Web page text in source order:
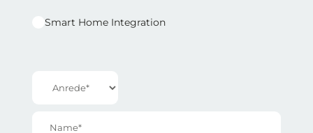
Smart Home Integration